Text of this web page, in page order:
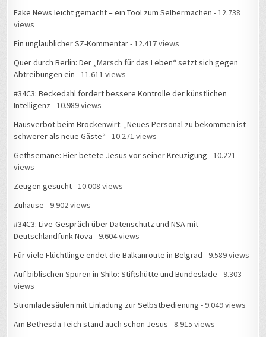
Fake News leicht gemacht – ein Tool zum Selbermachen - 12.738
views
Ein unglaublicher SZ-Kommentar- 12.417 views
Quer durch Berlin: Der „Marsch für das Leben“ setzt sich gegen
Abtreibungen ein - 11.611 views
#34C3: Beckedahl fordert bessere Kontrolle der künstlichen
Intelligenz - 10.989 views
Hausverbot beim Brockenwirt: „Neues Personal zu bekommen ist
schwerer als neue Gäste“ - 10.271 views
Gethsemane: Hier betete Jesus vor seiner Kreuzigung - 10.221
views
Zeugen gesucht- 10.008 views
Zuhause - 9.902 views
#34C3: Live-Gespräch über Datenschutz und NSA mit
Deutschlandfunk Nova - 9.604 views
Für viele Flüchtlinge endet die Balkanroute in Belgrad - 9.589 views
Auf biblischen Spuren in Shilo: Stiftshütte und Bundeslade - 9.303
views
Stromladesäulen mit Einladung zur Selbstbedienung - 9.049 views
Am Bethesda-Teich stand auch schon Jesus - 8.915 views